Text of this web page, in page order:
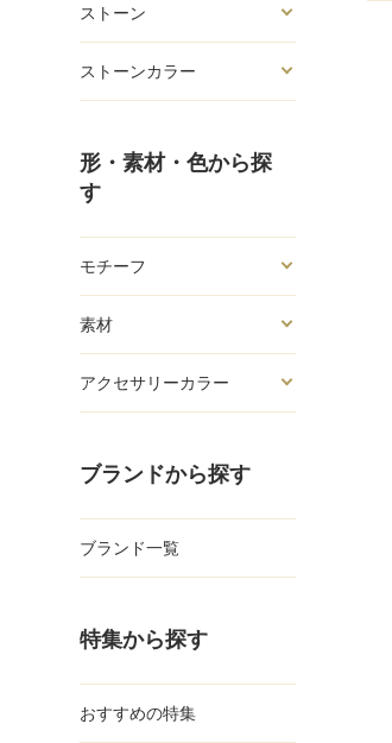
ストーン
ストーンカラー
形・素材・色から探
す
モチーフ
素材
アクセサリーカラー
ブランドから探す
ブランド一覧
特集から探す
おすすめの特集